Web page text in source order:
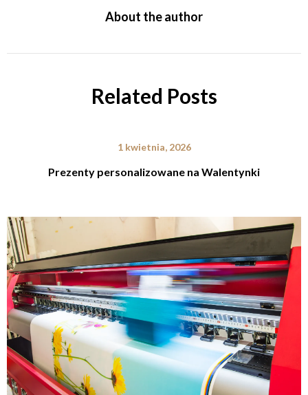
About the author
Related Posts
1 kwietnia, 2026
Prezenty personalizowane na Walentynki